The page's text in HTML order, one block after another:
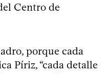
Centro de
porque cada
Píriz, “cada detalle